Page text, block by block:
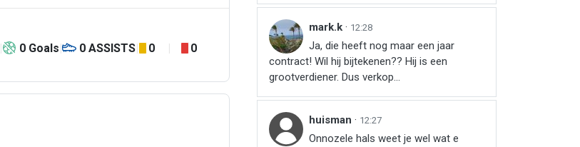
0 Goals 0 ASSISTS 0 0
mark.k · 12:28
Ja, die heeft nog maar een jaar
contract! Wil hij bijtekenen?? Hij is een
grootverdiener. Dus verkop...
huisman · 12:27
Onnozele hals weet je wel wat e